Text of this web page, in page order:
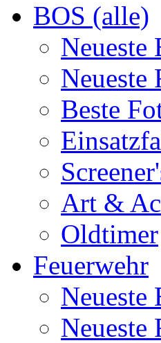
BOS (alle)
Neueste
Neueste
Beste
Art &
Oldtimer
Feuerwehr
Neueste
Neueste